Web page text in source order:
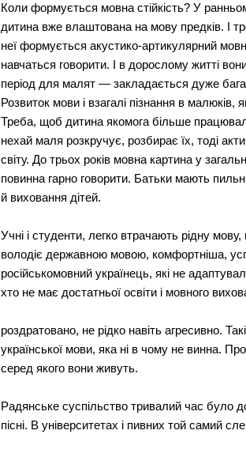
Коли формується мовна стійкість? У
дитина вже влаштована на мову предків. І
неї формується акустико-артикулярний
навчаться говорити. І в дорослому житті
період для малят — закладається дуже
Розвиток мови і взагалі пізнання в малюків,
Треба, щоб дитина якомога більше
нехай маля розкручує, розбирає їх, тоді
світу. До трьох років мовна картина у
повинна гарно говорити. Батьки мають
й виховання дітей.
Учні і студенти, легко втрачають рідну
володіє державною мовою, комфортніша,
російськомовний українець, які не
хто не має достатньої освіти і мовного
роздратовано, не рідко навіть агресивно.
української мови, яка ні в чому не винна.
серед якого вони живуть.
Радянське суспільство тривалий час було
пісні. В університетах і пивних той самий